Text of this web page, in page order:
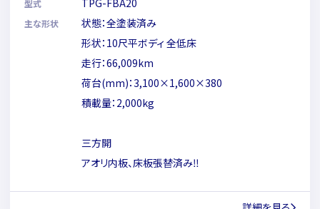
型式
主な形状
状態：全塗装済み
形状：10尺平ボディ 全低床
走行：66,009km
荷台(mm)：3,100×1,600×380
積載量：2,000kg
三方開
アオリ内板、床板張替済み‼